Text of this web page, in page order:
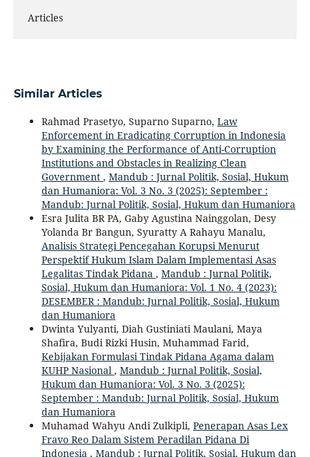
Articles
Similar Articles
Rahmad Prasetyo, Suparno Suparno, Law
Enforcement in Eradicating Corruption in Indonesia
by Examining the Performance of Anti-Corruption
Institutions and Obstacles in Realizing Clean
Government , Mandub : Jurnal Politik, Sosial, Hukum
dan Humaniora: Vol. 3 No. 3 (2025): September :
Mandub: Jurnal Politik, Sosial, Hukum dan Humaniora
Esra Julita BR PA, Gaby Agustina Nainggolan, Desy
Yolanda Br Bangun, Syuratty A Rahayu Manalu,
Analisis Strategi Pencegahan Korupsi Menurut
Perspektif Hukum Islam Dalam Implementasi Asas
Legalitas Tindak Pidana , Mandub : Jurnal Politik,
Sosial, Hukum dan Humaniora: Vol. 1 No. 4 (2023):
DESEMBER : Mandub: Jurnal Politik, Sosial, Hukum
dan Humaniora
Dwinta Yulyanti, Diah Gustiniati Maulani, Maya
Shafira, Budi Rizki Husin, Muhammad Farid,
Kebijakan Formulasi Tindak Pidana Agama dalam
KUHP Nasional , Mandub : Jurnal Politik, Sosial,
Hukum dan Humaniora: Vol. 3 No. 3 (2025):
September : Mandub: Jurnal Politik, Sosial, Hukum
dan Humaniora
Muhamad Wahyu Andi Zulkipli, Penerapan Asas Lex
Fravo Reo Dalam Sistem Peradilan Pidana Di
Indonesia , Mandub : Jurnal Politik, Sosial, Hukum dan